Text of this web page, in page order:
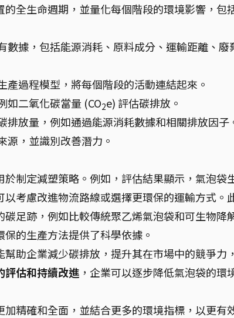
全生命週期，並量化每個階段的環境影響，包
數據，包括能源消耗、原料成分、運輸距離、廢
產過程模型，將每個階段的活動連結起來。
如二氧化碳當量 (CO2e) 評估碳排放。
排放量，例如通過能源消耗數據和相關排放因子
源，並識別改善潛力。
制定減塑策略。例如，評估結果顯示，氣泡袋
考慮改進物流路線或選擇更環保的運輸方式。
足跡，例如比較傳統聚乙烯氣泡袋和可生物降
的生產方法提供了科學依據。
助企業減少碳排放，提升其在市場中的競爭力
評估和持續改進 ，企業可以逐步降低氣泡袋的環
精確和全面，並結合更多的環境指標，以更有